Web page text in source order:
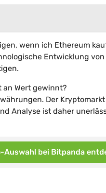
wenn ich Ethereum
Entwicklung
an Wert gewinnt?
Der
Analyse ist daher
Auswahl bei Bitpanda